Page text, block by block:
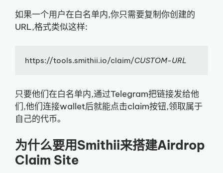
如果一个用户在白名单内,你只需要复制你创建的
URL,格式类似这样:
https://tools.smithii.io/claim/CUSTOM-URL
只要他们在白名单内,通过Telegram把链接发给他
们,他们连接wallet后就能点击claim按钮,领取属于
自己的代币。
为什么要用Smithii来搭建Airdrop
Claim Site